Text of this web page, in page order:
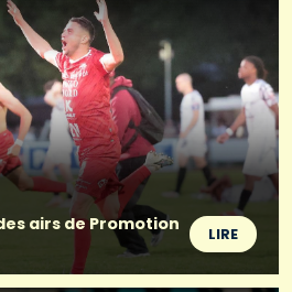
airs de Promotion
LIRE